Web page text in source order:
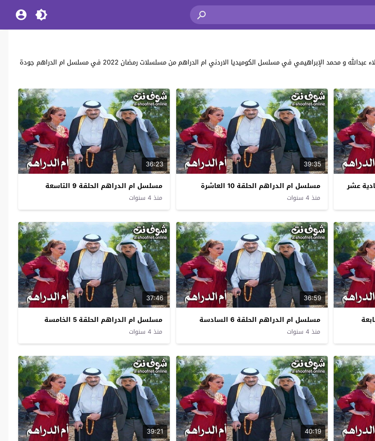
مسلسل ام الدراهم كامل من بطولة ساري الأسعد و ناريمان عبدالكريم و أنور خليل و ديانا رحمة و نجلاء عبدالله و محمد الإبراهيمي في مسلسل الكوميديا الاردني ام الدراهم من مسلسلات رمضان 2022 في مسلسل ام الدراهم جودة
39:35
مسلسل ام الدراهم الحلقة 10 العاشرة
منذ 4 سنوات
36:23
مسلسل ام الدراهم الحلقة 9 التاسعة
منذ 4 سنوات
36:59
مسلسل ام الدراهم الحلقة 6 السادسة
منذ 4 سنوات
37:46
مسلسل ام الدراهم الحلقة 5 الخامسة
منذ 4 سنوات
40:19
39:21